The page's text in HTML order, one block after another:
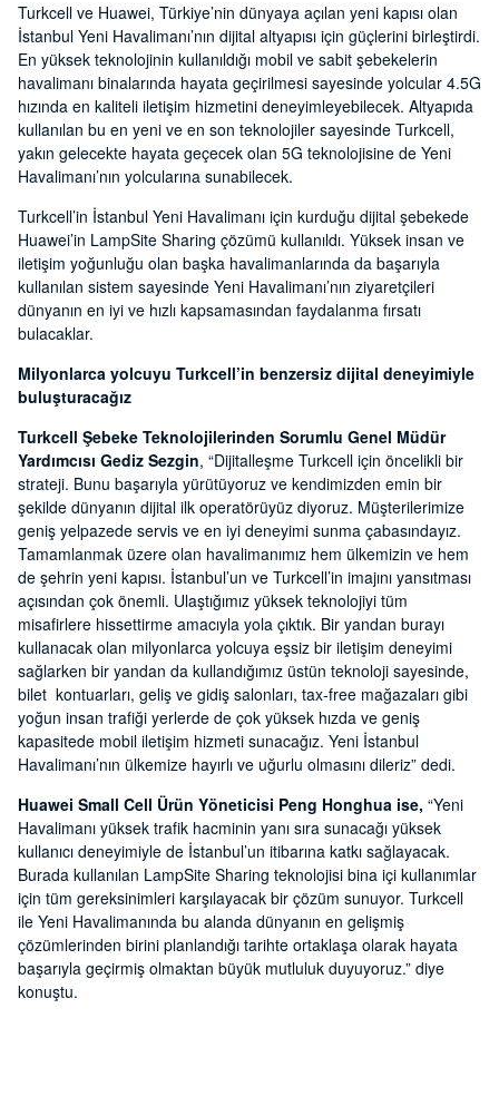
Turkcell ve Huawei, Türkiye’nin dünyaya açılan yeni kapısı olan
İstanbul Yeni Havalimanı’nın dijital altyapısı için güçlerini birleştirdi.
En yüksek teknolojinin kullanıldığı mobil ve sabit şebekelerin
havalimanı binalarında hayata geçirilmesi sayesinde yolcular 4.5G
hızında en kaliteli iletişim hizmetini deneyimleyebilecek. Altyapıda
kullanılan bu en yeni ve en son teknolojiler sayesinde Turkcell,
yakın gelecekte hayata geçecek olan 5G teknolojisine de Yeni
Havalimanı’nın yolcularına sunabilecek.
Turkcell’in İstanbul Yeni Havalimanı için kurduğu dijital şebekede
Huawei’in LampSite Sharing çözümü kullanıldı. Yüksek insan ve
iletişim yoğunluğu olan başka havalimanlarında da başarıyla
kullanılan sistem sayesinde Yeni Havalimanı’nın ziyaretçileri
dünyanın en iyi ve hızlı kapsamasından faydalanma fırsatı
bulacaklar.
Milyonlarca yolcuyu Turkcell’in benzersiz dijital deneyimiyle
buluşturacağız
Turkcell Şebeke Teknolojilerinden Sorumlu Genel Müdür
Yardımcısı Gediz Sezgin, “Dijitalleşme Turkcell için öncelikli bir
strateji. Bunu başarıyla yürütüyoruz ve kendimizden emin bir
şekilde dünyanın dijital ilk operatörüyüz diyoruz. Müşterilerimize
geniş yelpazede servis ve en iyi deneyimi sunma çabasındayız.
Tamamlanmak üzere olan havalimanımız hem ülkemizin ve hem
de şehrin yeni kapısı. İstanbul’un ve Turkcell’in imajını yansıtması
açısından çok önemli. Ulaştığımız yüksek teknolojiyi tüm
misafirlere hissettirme amacıyla yola çıktık. Bir yandan burayı
kullanacak olan milyonlarca yolcuya eşsiz bir iletişim deneyimi
sağlarken bir yandan da kullandığımız üstün teknoloji sayesinde,
bilet kontuarları, geliş ve gidiş salonları, tax-free mağazaları gibi
yoğun insan trafiği yerlerde de çok yüksek hızda ve geniş
kapasitede mobil iletişim hizmeti sunacağız. Yeni İstanbul
Havalimanı’nın ülkemize hayırlı ve uğurlu olmasını dileriz” dedi.
Huawei Small Cell Ürün Yöneticisi Peng Honghua ise, “Yeni
Havalimanı yüksek trafik hacminin yanı sıra sunacağı yüksek
kullanıcı deneyimiyle de İstanbul’un itibarına katkı sağlayacak.
Burada kullanılan LampSite Sharing teknolojisi bina içi kullanımlar
için tüm gereksinimleri karşılayacak bir çözüm sunuyor. Turkcell
ile Yeni Havalimanında bu alanda dünyanın en gelişmiş
çözümlerinden birini planlandığı tarihte ortaklaşa olarak hayata
başarıyla geçirmiş olmaktan büyük mutluluk duyuyoruz.” diye
konuştu.